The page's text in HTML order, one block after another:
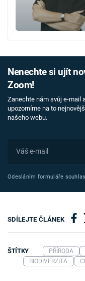
Nenechte si ujít
Zoom!
Zanechte nám svůj e-mail
upozorníme na to
našeho webu.
Odesláním formuláře
SDÍLEJTE ČLÁNEK
ŠTÍTKY PŘÍRODA
BIODIVERZITA